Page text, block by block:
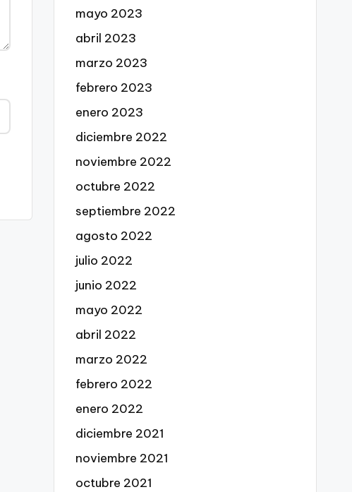
mayo 2023
abril 2023
marzo 2023
febrero 2023
enero 2023
diciembre 2022
noviembre 2022
octubre 2022
septiembre 2022
agosto 2022
julio 2022
junio 2022
mayo 2022
abril 2022
marzo 2022
febrero 2022
enero 2022
diciembre 2021
noviembre 2021
octubre 2021